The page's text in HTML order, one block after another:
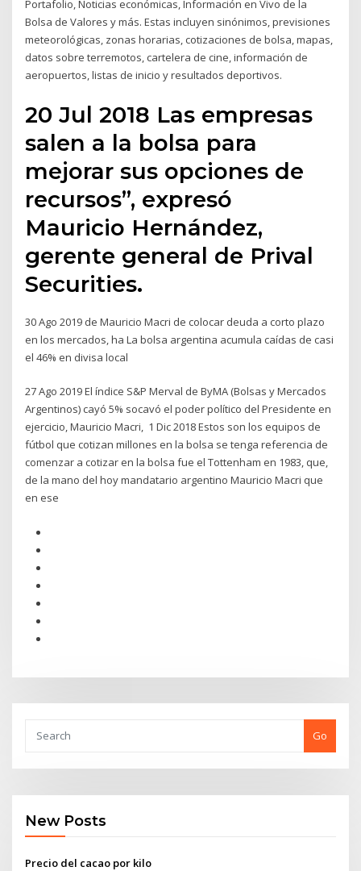
Portafolio, Noticias económicas, Información en Vivo de la
Bolsa de Valores y más. Estas incluyen sinónimos, previsiones
meteorológicas, zonas horarias, cotizaciones de bolsa, mapas,
datos sobre terremotos, cartelera de cine, información de
aeropuertos, listas de inicio y resultados deportivos.
20 Jul 2018 Las empresas
salen a la bolsa para
mejorar sus opciones de
recursos”, expresó
Mauricio Hernández,
gerente general de Prival
Securities.
30 Ago 2019 de Mauricio Macri de colocar deuda a corto plazo
en los mercados, ha La bolsa argentina acumula caídas de casi
el 46% en divisa local
27 Ago 2019 El índice S&P Merval de ByMA (Bolsas y Mercados
Argentinos) cayó 5% socavó el poder político del Presidente en
ejercicio, Mauricio Macri, 1 Dic 2018 Estos son los equipos de
fútbol que cotizan millones en la bolsa se tenga referencia de
comenzar a cotizar en la bolsa fue el Tottenham en 1983, que,
de la mano del hoy mandatario argentino Mauricio Macri que
en ese
Go
New Posts
Precio del cacao por kilo